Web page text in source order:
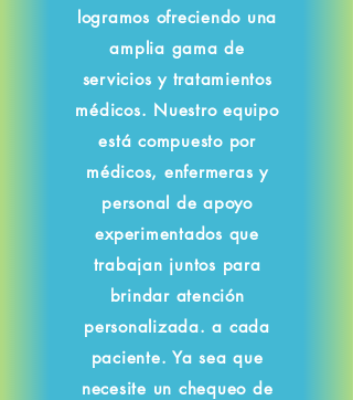
logramos ofreciendo una
amplia gama de
servicios y tratamientos
médicos. Nuestro equipo
está compuesto por
médicos, enfermeras y
personal de apoyo
experimentados que
trabajan juntos para
brindar atención
personalizada. a cada
paciente. Ya sea que
necesite un chequeo de